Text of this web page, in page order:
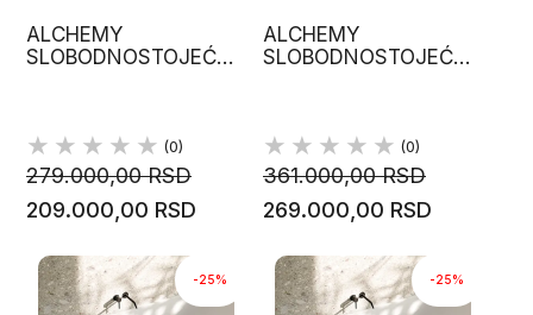
ALCHEMY
SLOBODNOSTOJEĆA
(0)
279.000,00 RSD
209.000,00 RSD
ALCHEMY
SLOBODNOSTOJEĆA
(0)
361.000,00 RSD
269.000,00 RSD
-25% -25%